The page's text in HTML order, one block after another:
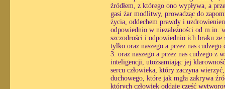
źródłem, z którego ono wypływa, a
gasi żar modlitwy, prowadząc do
życia, oddechem prawdy i
odpowiednio w niezależności od m.in.
szczodrości i odpowiednio ich braku
tylko oraz naszego a przez nas
3. oraz naszego a przez nas cudzego
inteligencji, utożsamiając jej
sercu człowieka, który zaczyna
duchowego, które jak mgła zakrywa
których człowiek oddaje cześć